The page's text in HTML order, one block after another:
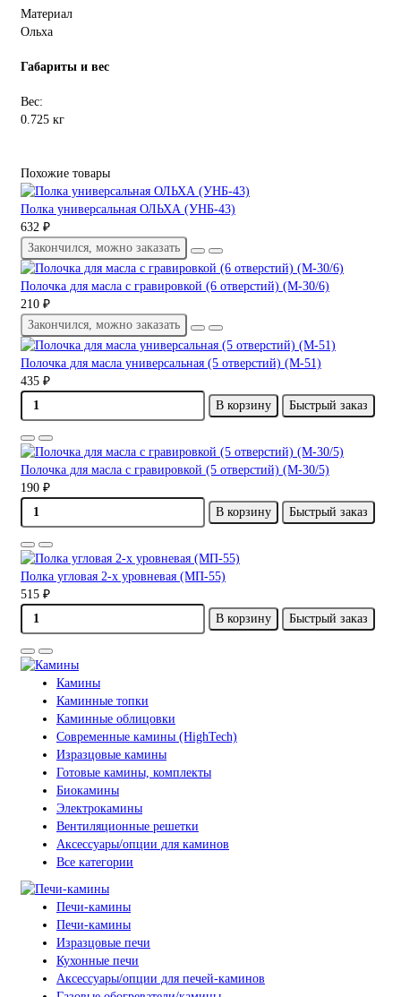
Материал
Ольха
Габариты и вес
Вес:
0.725 кг
Похожие товары
Полка универсальная ОЛЬХА (УНБ-43)
632 ₽
Закончился, можно заказать
Полочка для масла с гравировкой (6 отверстий) (М-30/6)
210 ₽
Закончился, можно заказать
Полочка для масла универсальная (5 отверстий) (М-51)
435 ₽
В корзину
Быстрый заказ
Полочка для масла с гравировкой (5 отверстий) (М-30/5)
190 ₽
В корзину
Быстрый заказ
Полка угловая 2-х уровневая (МП-55)
515 ₽
В корзину
Быстрый заказ
Камины
Каминные топки
Каминные облицовки
Современные камины (HighTech)
Изразцовые камины
Готовые камины, комплекты
Биокамины
Электрокамины
Вентиляционные решетки
Аксессуары/опции для каминов
Все категории
Печи-камины
Печи-камины
Изразцовые печи
Кухонные печи
Аксессуары/опции для печей-каминов